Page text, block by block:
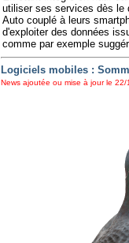
utiliser ses services dès le
Auto couplé à leurs
d'exploiter des données
comme par exemple
Logiciels mobiles :
News ajoutée ou mise à jour le 22/